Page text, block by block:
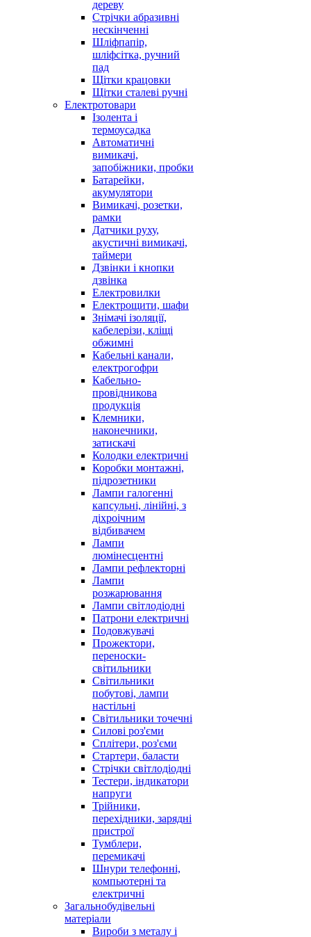
дереву
Стрічки абразивні
нескінченні
Шліфпапір,
шліфсітка, ручний
пад
Щітки крацовки
Щітки сталеві ручні
Електротовари
Ізолента і
термоусадка
Автоматичні
вимикачі,
запобіжники, пробки
Батарейки,
акумулятори
Вимикачі, розетки,
рамки
Датчики руху,
акустичні вимикачі,
таймери
Дзвінки і кнопки
дзвінка
Електровилки
Електрощити, шафи
Знімачі ізоляції,
кабелерізи, кліщі
обжимні
Кабельні канали,
електрогофри
Кабельно-
провідникова
продукція
Клемники,
наконечники,
затискачі
Колодки електричні
Коробки монтажні,
підрозетники
Лампи галогенні
капсульні, лінійні, з
діхроічним
відбивачем
Лампи
люмінесцентні
Лампи рефлекторні
Лампи
розжарювання
Лампи світлодіодні
Патрони електричні
Подовжувачі
Прожектори,
переноски-
світильники
Світильники
побутові, лампи
настільні
Світильники точечні
Силові роз'єми
Сплітери, роз'єми
Стартери, баласти
Стрічки світлодіодні
Тестери, індикатори
напруги
Трійники,
перехідники, зарядні
пристрої
Тумблери,
перемикачі
Шнури телефонні,
компьютерні та
електричні
Загальнобудівельні
матеріали
Вироби з металу і